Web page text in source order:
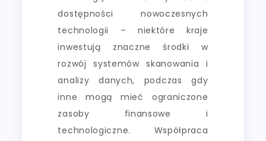
dostępności nowoczesnych
technologii – niektóre kraje
inwestują znaczne środki w
rozwój systemów skanowania i
analizy danych, podczas gdy
inne mogą mieć ograniczone
zasoby finansowe i
technologiczne. Współpraca